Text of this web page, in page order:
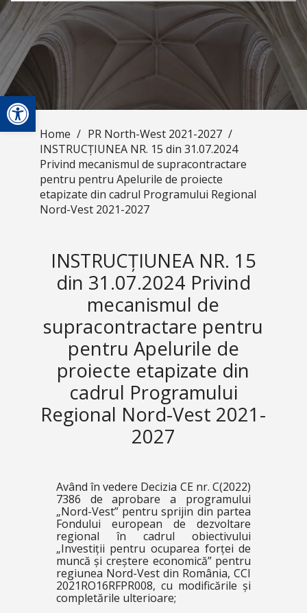
Open toolbar
Home / PR North-West 2021-2027 /
INSTRUCȚIUNEA NR. 15 din 31.07.2024
Privind mecanismul de supracontractare
pentru pentru Apelurile de proiecte
etapizate din cadrul Programului Regional
Nord-Vest 2021-2027
INSTRUCȚIUNEA NR. 15
din 31.07.2024 Privind
mecanismul de
supracontractare pentru
pentru Apelurile de
proiecte etapizate din
cadrul Programului
Regional Nord-Vest 2021-
2027
Având în vedere Decizia CE nr. C(2022)
7386 de aprobare a programului
„Nord-Vest” pentru sprijin din partea
Fondului european de dezvoltare
regional în cadrul obiectivului
„Investiții pentru ocuparea forței de
muncă și creștere economică” pentru
regiunea Nord-Vest din România, CCI
2021RO16RFPR008, cu modificările și
completările ulterioare;